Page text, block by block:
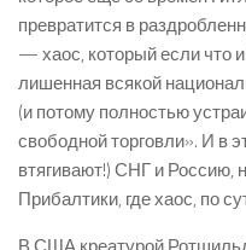
превратится в
— хаос, который если что
лишенная всякой
(и потому полностью
свободной торговли». И в
втягивают!) СНГ и Россию,
Прибалтики, где хаос, по